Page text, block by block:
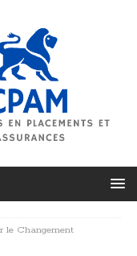
le Changement